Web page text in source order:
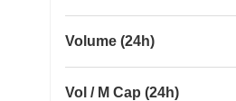
Volume (24h)
Vol / M Cap (24h)